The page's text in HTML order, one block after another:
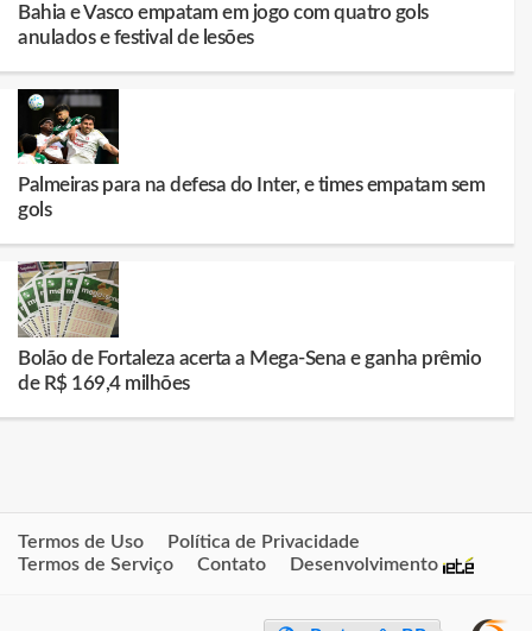
Bahia e Vasco empatam em jogo com quatro gols
anulados e festival de lesões
Palmeiras para na defesa do Inter, e times empatam sem
gols
Bolão de Fortaleza acerta a Mega-Sena e ganha prêmio
de R$ 169,4 milhões
Termos de Uso
Política de Privacidade
Termos de Serviço
Contato Desenvolvimento